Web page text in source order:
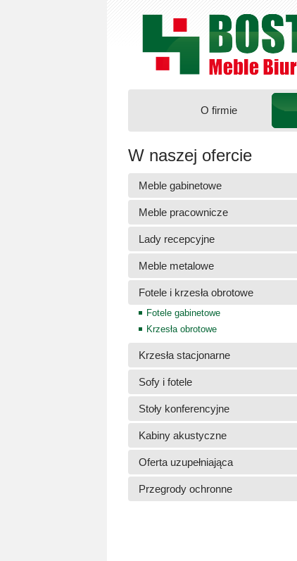
O firmie
W naszej ofercie
Meble gabinetowe
Meble pracownicze
Lady recepcyjne
Meble metalowe
Fotele i krzesła obrotowe
Fotele gabinetowe
Krzesła obrotowe
Krzesła stacjonarne
Sofy i fotele
Stoły konferencyjne
Kabiny akustyczne
Oferta uzupełniająca
Przegrody ochronne